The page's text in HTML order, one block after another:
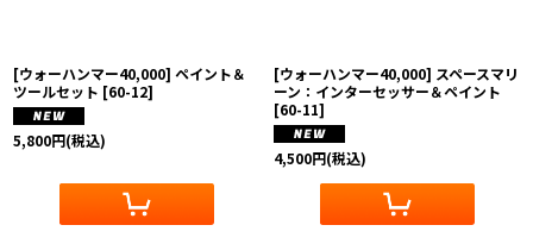
[ウォーハンマー40,000] ペイント＆
ツールセット [60-12]
5,800円(税込)
[ウォーハンマー40,000] スペースマリ
ーン：インターセッサー＆ペイント
[60-11]
4,500円(税込)